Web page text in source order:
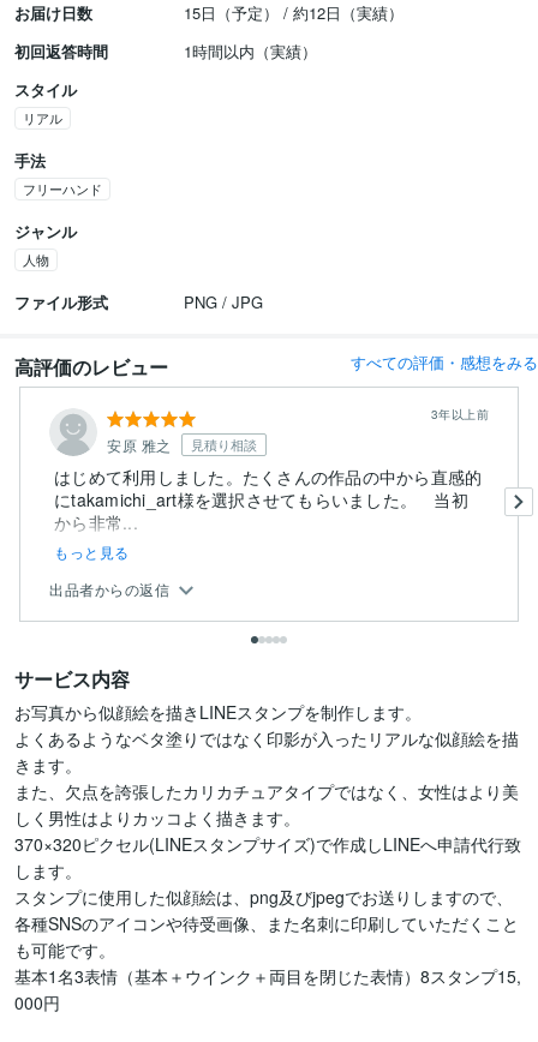
お届け日数
15日（予定） / 約12日（実績）
初回返答時間
1時間以内（実績）
スタイル
リアル
手法
フリーハンド
ジャンル
人物
ファイル形式 PNG / JPG
高評価のレビュー すべての評価・感想をみる
安原 雅之 見積り相談
3年以上前
はじめて利用しました。たくさんの作品の中から直感的
にtakamichi_art様を選択させてもらいました。 当初
から非常...
もっと見る
出品者からの返信
サービス内容
お写真から似顔絵を描きLINEスタンプを制作します。
よくあるようなベタ塗りではなく印影が入ったリアルな似顔絵を描
きます。
また、欠点を誇張したカリカチュアタイプではなく、女性はより美
しく男性はよりカッコよく描きます。
370×320ピクセル(LINEスタンプサイズ)で作成しLINEへ申請代行致
します。
スタンプに使用した似顔絵は、png及びjpegでお送りしますので、
各種SNSのアイコンや待受画像、また名刺に印刷していただくこと
も可能です。
基本1名3表情（基本＋ウインク＋両目を閉じた表情）8スタンプ15,
000円